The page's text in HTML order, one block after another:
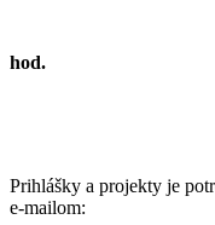
najneskôr do
hod.
Prihlášky a projekty je
e-mailom: